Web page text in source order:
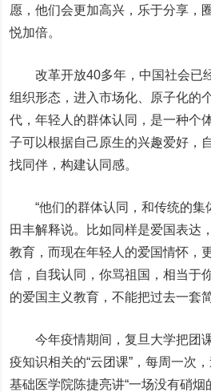
愿，他们会更加高兴，乐于分享，
悦加倍。
改革开放40多年，中国社会已
组织形态，进入市场化、原子化的
代，年轻人的群体认同，是一种个
子可以根据自己原生的兴趣爱好，
找同伴，构建认同感。
“他们的群体认同，和传统的集
田丰解释说。比如同样是爱国表达
教育，而现在年轻人的爱国情怀，
信，自我认同，你骂祖国，相当于
的爱国主义教育，不能把过去一套
今年疫情期间，复旦大学把团
疫知识相关的“云团课”，每周一次
基础医学院陈捷亮讲“一场没有硝烟